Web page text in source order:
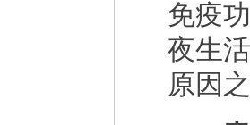
免疫
夜生
原因